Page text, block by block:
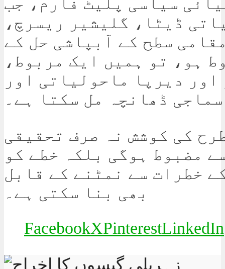
ڈیٹا، گلیشیر ریسرچ،
سطح کے آبپاشی حل کے
ہو، تو ہمیں ایک مربوط،
اور دیرپا ماحولیاتی اور
سماجی ڈھانچہ مل سکتا ہے۔
کی کوشش نہ صرف تحقیقی
مضبوط ہوگی بلکہ خطے کو
خطرات سے نمٹنے کے قابل
بھی بنا سکتی ہے۔
FacebookXPinterestLinkedIn